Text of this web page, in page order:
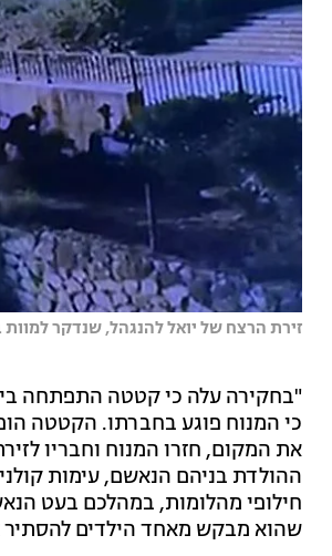
זירת הרצח של יואל להנגהל, שנדקר
"בחקירה עלה כי קטטה התפתחה
כי המנוח פוגע בחברתו. הקטטה
את המקום, חזרו המנוח וחבריו
ההולדת בניהם הנאשם, עימות
חילופי מהלומות, במהלכם בעט
שהוא מבקש מאחד הילדים להסתיר